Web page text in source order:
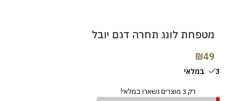
מטפחת לונג תחרה דגם יובל
₪49
3 במלאי
רק 3 מוצרים נשארו במלאי!